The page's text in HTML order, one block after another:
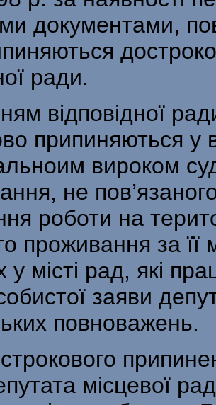
документами,
ради.
відповідної
припиняються у
вироком
не
роботи на
проживання за
у місті рад, які
заяви
повноважень.
місцевої